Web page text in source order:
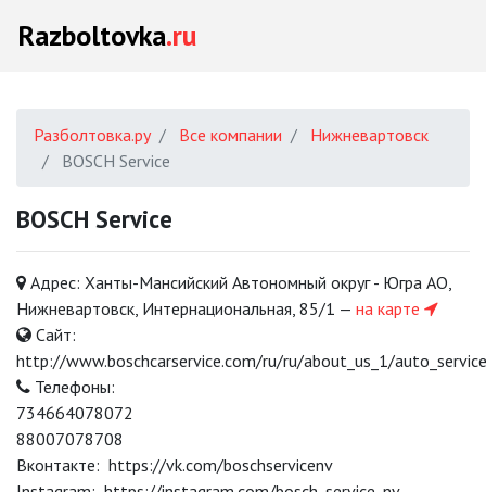
Razboltovka.ru
Разболтовка.ру Все компании
Нижневартовск
BOSCH Service
BOSCH Service
Адрес: Ханты-Мансийский Автономный округ - Югра АО,
Нижневартовск, Интернациональная, 85/1 — на карте
Сайт:
http://www.boschcarservice.com/ru/ru/about_us_1/
Телефоны:
734664078072
88007078708
Вконтакте: https://vk.com/boschservicenv